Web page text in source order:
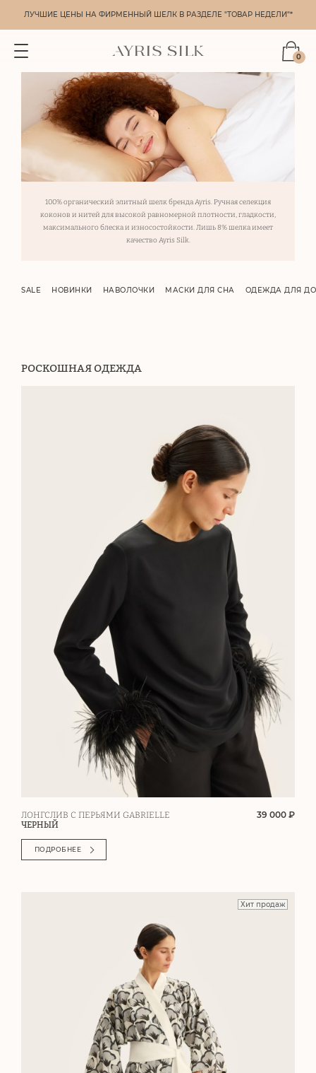
ЛУЧШИЕ ЦЕНЫ НА ФИРМЕННЫЙ ШЕЛК В РАЗДЕЛЕ "ТОВАР НЕДЕЛИ"*
0
100% органический элитный шелк бренда Ayris. Ручная селекция
коконов и нитей для высокой равномерной плотности, гладкости,
максимального блеска и износостойкости. Лишь 8% шелка имеет
качество Ayris Silk.
SALE НОВИНКИ НАВОЛОЧКИ МАСКИ ДЛЯ СНА ОДЕЖДА ДЛЯ
РОСКОШНАЯ ОДЕЖДА
ЛОНГСЛИВ С ПЕРЬЯМИ GABRIELLE
ЧЕРНЫЙ
39 000 ₽
ПОДРОБНЕЕ
Хит продаж